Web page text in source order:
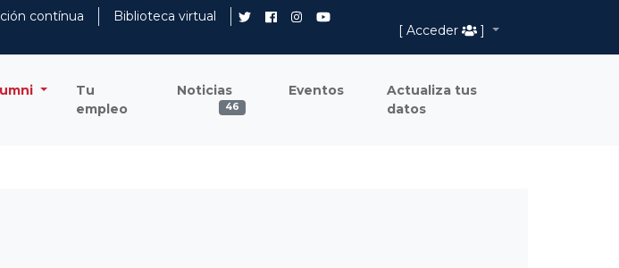
contínua
Biblioteca virtual
[ Acceder
]
Tu
empleo
Noticias
46
Eventos
Actualiza tus
datos